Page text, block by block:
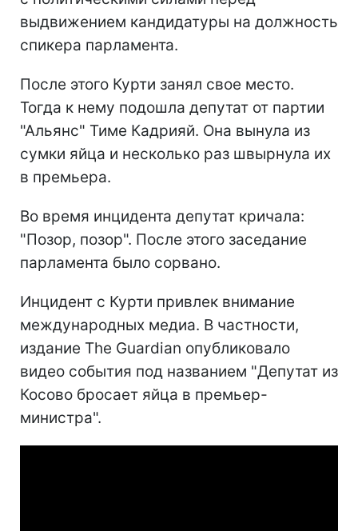
выдвижением кандидатуры на должность
спикера парламента.
После этого Курти занял свое место.
Тогда к нему подошла депутат от партии
"Альянс" Тиме Кадрияй. Она вынула из
сумки яйца и несколько раз швырнула их
в премьера.
Во время инцидента депутат кричала:
"Позор, позор". После этого заседание
парламента было сорвано.
Инцидент с Курти привлек внимание
международных медиа. В частности,
издание The Guardian опубликовало
видео события под названием "Депутат из
Косово бросает яйца в премьер-
министра".